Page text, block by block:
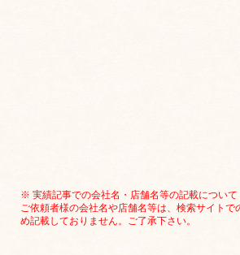
※ 実績記事での会社名・店舗名等の記載について
ご依頼者様の会社名や店舗名等は、検索サイトで
め記載しておりません。ご了承下さい。